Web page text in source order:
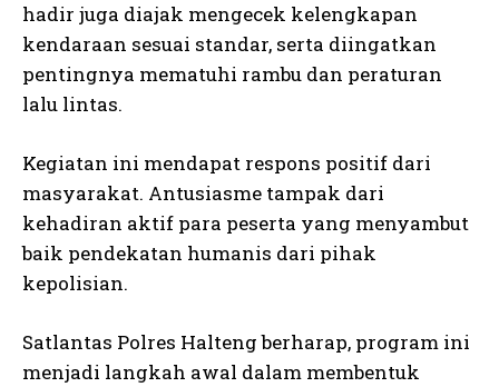
hadir juga diajak mengecek kelengkapan
kendaraan sesuai standar, serta diingatkan
pentingnya mematuhi rambu dan peraturan
lalu lintas.
Kegiatan ini mendapat respons positif dari
masyarakat. Antusiasme tampak dari
kehadiran aktif para peserta yang menyambut
baik pendekatan humanis dari pihak
kepolisian.
Satlantas Polres Halteng berharap, program ini
menjadi langkah awal dalam membentuk